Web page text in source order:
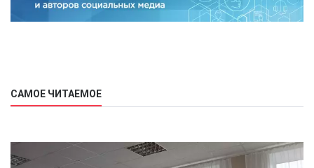
САМОЕ ЧИТАЕМОЕ